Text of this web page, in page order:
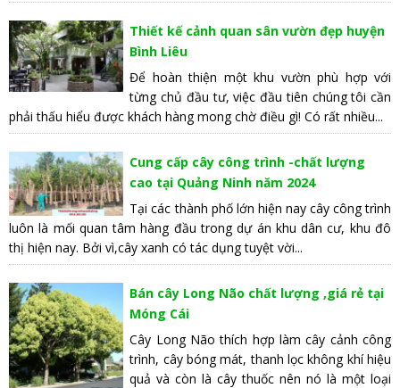
Thiết kế cảnh quan sân vườn đẹp huyện
Bình Liêu
Để hoàn thiện một khu vườn phù hợp với
từng chủ đầu tư, việc đầu tiên chúng tôi cần
phải thấu hiểu được khách hàng mong chờ điều gì! Có rất nhiều...
Cung cấp cây công trình -chất lượng
cao tại Quảng Ninh năm 2024
Tại các thành phố lớn hiện nay cây công trình
luôn là mối quan tâm hàng đầu trong dự án khu dân cư, khu đô
thị hiện nay. Bởi vì,cây xanh có tác dụng tuyệt vời...
Bán cây Long Não chất lượng ,giá rẻ tại
Móng Cái
Cây Long Não thích hợp làm cây cảnh công
trình, cây bóng mát, thanh lọc không khí hiệu
quả và còn là cây thuốc nên nó là một loại